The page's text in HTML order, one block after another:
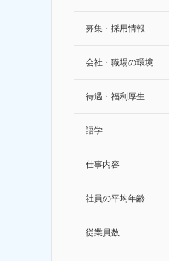
募集・採用情報
会社・職場の環境
待遇・福利厚生
語学
仕事内容
社員の平均年齢
従業員数